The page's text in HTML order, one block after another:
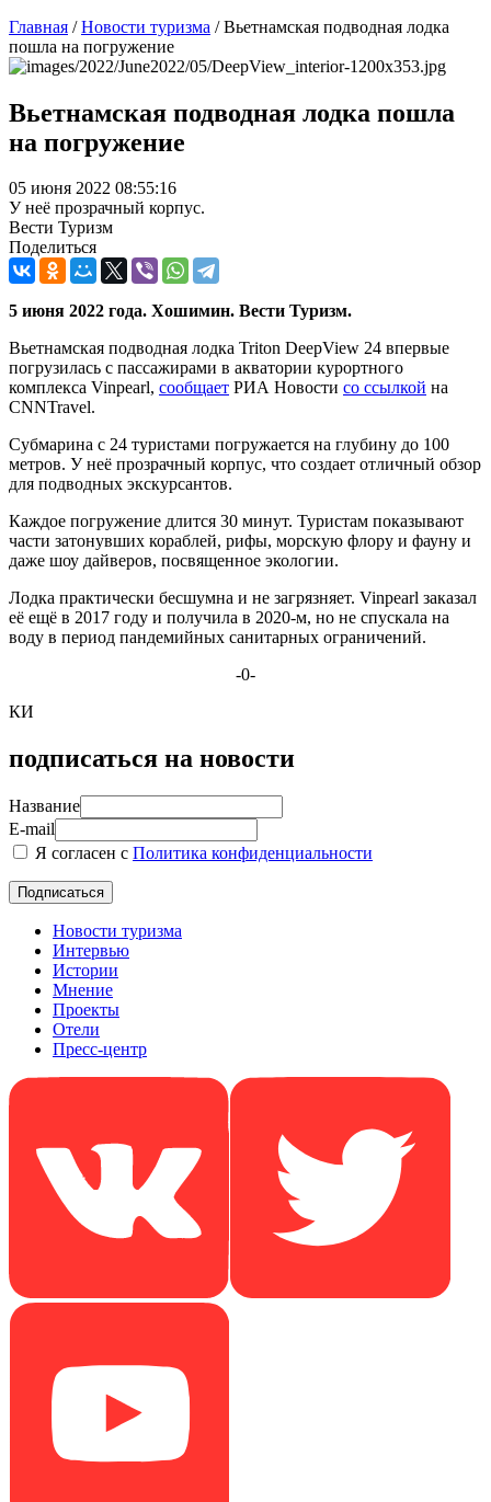
Главная /Новости туризма /Вьетнамская подводная лодка
пошла на погружение
Вьетнамская подводная лодка пошла
на погружение
05 июня 2022 08:55:16
У неё прозрачный корпус.
Вести Туризм
Поделиться
5 июня 2022 года. Хошимин. Вести Туризм.
Вьетнамская подводная лодка Triton DeepView 24 впервые
погрузилась с пассажирами в акватории курортного
комплекса Vinpearl, сообщает РИА Новости со ссылкой на
CNNTravel.
Субмарина с 24 туристами погружается на глубину до 100
метров. У неё прозрачный корпус, что создает отличный обзор
для подводных экскурсантов.
Каждое погружение длится 30 минут. Туристам показывают
части затонувших кораблей, рифы, морскую флору и фауну и
даже шоу дайверов, посвященное экологии.
Лодка практически бесшумна и не загрязняет. Vinpearl заказал
её ещё в 2017 году и получила в 2020-м, но не спускала на
воду в период пандемийных санитарных ограничений.
-0-
КИ
подписаться на новости
Название
E-mail
Я согласен с Политика конфиденциальности
Новости туризма
Интервью
Истории
Мнение
Проекты
Отели
Пресс-центр